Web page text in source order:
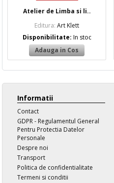
Atelier de Limba si li..
Editura: Art Klett
Disponibilitate: In stoc
Informatii
Contact
GDPR - Regulamentul General
Pentru Protectia Datelor
Personale
Despre noi
Transport
Politica de confidentialitate
Termeni si conditii